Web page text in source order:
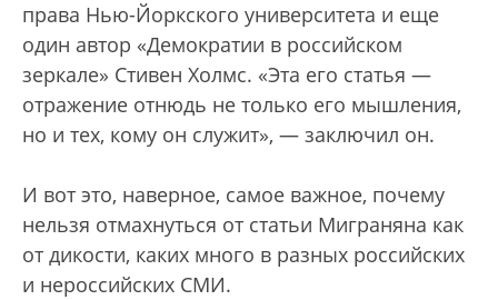
права Нью-Йоркского университета и еще
один автор «Демократии в российском
зеркале» Стивен Холмс. «Эта его статья —
отражение отнюдь не только его мышления,
но и тех, кому он служит», — заключил он.
И вот это, наверное, самое важное, почему
нельзя отмахнуться от статьи Миграняна как
от дикости, каких много в разных российских
и нероссийских СМИ.